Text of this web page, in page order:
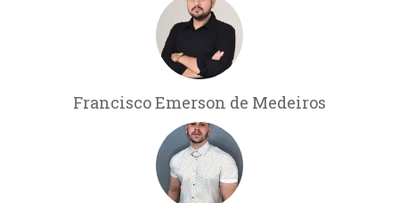
Francisco Emerson de Medeiros